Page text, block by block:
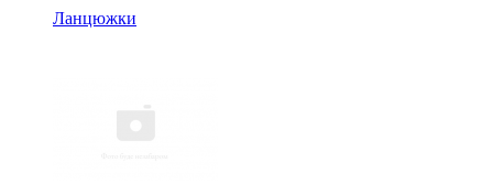
Ланцюжки